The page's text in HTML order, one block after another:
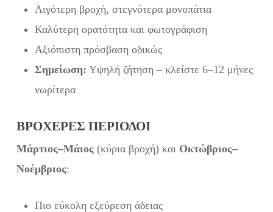
Λιγότερη βροχή, στεγνότερα μονοπάτια
Καλύτερη ορατότητα και φωτογράφιση
Αξιόπιστη πρόσβαση οδικώς
Σημείωση: Υψηλή ζήτηση – κλείστε 6–12 μήνες
νωρίτερα
ΒΡΟΧΕΡΈΣ ΠΕΡΊΟΔΟΙ
Μάρτιος–Μάιος(κύρια βροχή) και Οκτώβριος–
Νοέμβριος:
Πιο εύκολη εξεύρεση άδειας